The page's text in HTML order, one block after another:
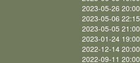
2023-05-26 20:00
2023-05-06 22:15
2023-05-05 21:00
2023-01-24 19:00
2022-12-14 20:00
2022-09-11 20:00